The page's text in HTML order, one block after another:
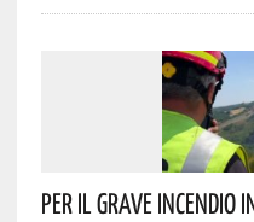
Per Il Grave Incendio